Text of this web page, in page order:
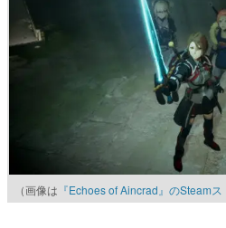
（画像は 『Echoes of Aincrad』のSteam